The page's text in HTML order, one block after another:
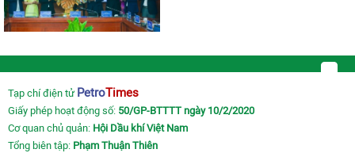
Tạp chí điện tử PetroTimes
Giấy phép hoạt động số: 50/GP-BTTTT ngày 10/2/2020
Cơ quan chủ quản: Hội Dầu khí Việt Nam
Tổng biên tập: Phạm Thuận Thiên